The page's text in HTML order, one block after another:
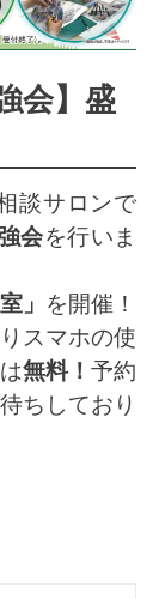
会】盛
談サロンで
会を行いま
」 を開催！
スマホの使
無料！予約
ちしており